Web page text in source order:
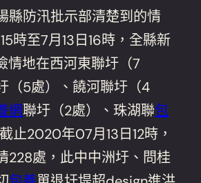
縣防汛批示部清楚到的情
時至7月13日16時，全縣新
情地在西河東聯圩（7
（5處）、饒河聯圩（4
網聯圩（2處）、珠湖聯包
止2020年07月13日12時，
228處，此中中洲圩、問桂